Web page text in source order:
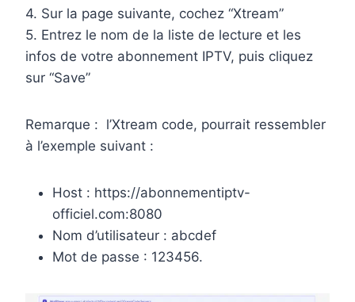
4. Sur la page suivante, cochez “Xtream”
5. Entrez le nom de la liste de lecture et les
infos de votre abonnement IPTV, puis cliquez
sur “Save”
Remarque : l’Xtream code, pourrait ressembler
à l’exemple suivant :
Host : https://abonnementiptv-
officiel.com:8080
Nom d’utilisateur : abcdef
Mot de passe : 123456.